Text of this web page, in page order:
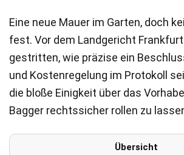
Eine neue Mauer im Garten, doch
fest. Vor dem Landgericht
gestritten, wie präzise ein
und Kostenregelung im Protokoll
die bloße Einigkeit über das
Bagger rechtssicher rollen zu
Übersicht